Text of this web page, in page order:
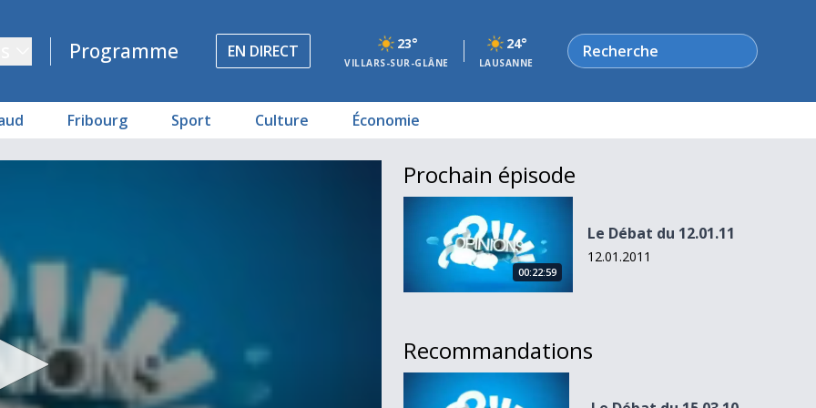
Programme EN DIRECT 23°
VILLARS-SUR-GLÂNE
24°
LAUSANNE
Rechercher
Fribourg Sport Culture Économie
Prochain épisode
00:22:59
Le Débat du 12.01.11
12.01.2011
Recommandations